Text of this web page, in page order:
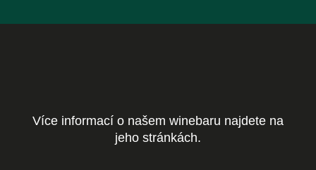
Více informací o našem winebaru najdete na
jeho stránkách.